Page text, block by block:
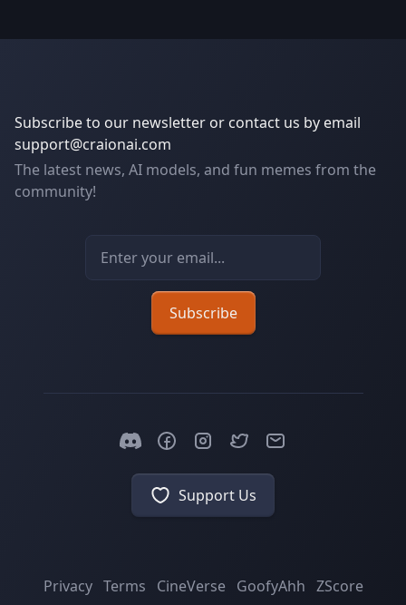
Subscribe to our newsletter or contact us by email
support@craionai.com
The latest news, AI models, and fun memes from the
community!
Email address
Subscribe
Support Us
Privacy Terms CineVerse GoofyAhh ZScore